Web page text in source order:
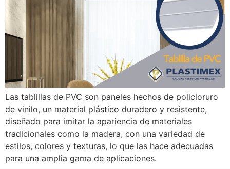
Las tablillas de PVC son paneles hechos de policloruro
de vinilo, un material plástico duradero y resistente,
diseñado para imitar la apariencia de materiales
tradicionales como la madera, con una variedad de
estilos, colores y texturas, lo que las hace adecuadas
para una amplia gama de aplicaciones.